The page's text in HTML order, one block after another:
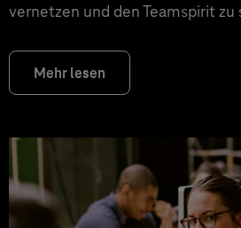
vernetzen und den Teamspirit zu
Mehr lesen